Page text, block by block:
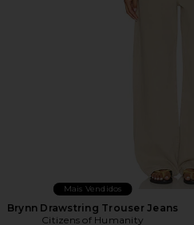
Mais Vendidos
Brynn Drawstring Trouser Jeans
Citizens of Humanity